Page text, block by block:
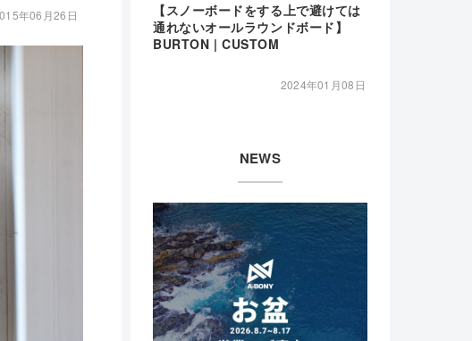
年06月26日
【スノーボードをする上で避けては
通れないオールラウンドボード】
BURTON | CUSTOM
2024年01月08日
NEWS